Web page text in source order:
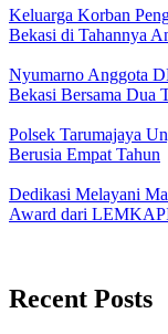
Keluarga Korban
Bekasi di Tahannya
Nyumarno Anggota
Bekasi Bersama Dua
Polsek Tarumajaya
Berusia Empat Tahun
Dedikasi Melayani
Award dari
Recent Posts